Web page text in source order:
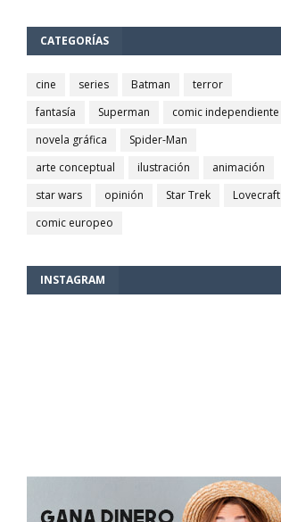
CATEGORÍAS
cine series Batman
terror
fantasía
Superman
comic independiente
novela gráfica
Spider-Man
arte conceptual
ilustración
animación
star wars
opinión Star Trek
Lovecraft
comic europeo
INSTAGRAM